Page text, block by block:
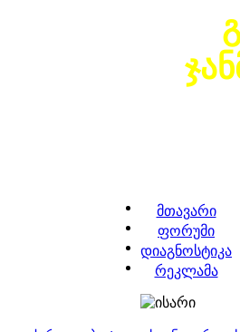
მთავარი
ფორუმი
დიაგნოსტიკა
რეკლამა